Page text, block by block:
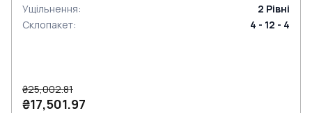
Ущільнення: 2 Рівні
Склопакет: 4 - 12 - 4
₴25,002.81
₴17,501.97